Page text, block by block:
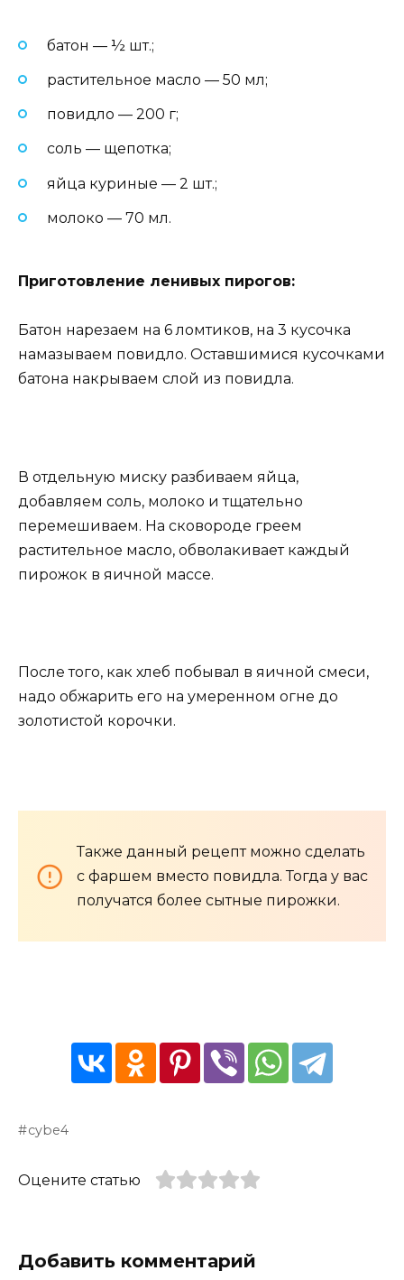
батон — ½ шт.;
растительное масло — 50 мл;
повидло — 200 г;
соль — щепотка;
яйца куриные — 2 шт.;
молоко — 70 мл.
Приготовление ленивых пирогов:
Батон нарезаем на 6 ломтиков, на 3 кусочка
намазываем повидло. Оставшимися кусочками
батона накрываем слой из повидла.
В отдельную миску разбиваем яйца,
добавляем соль, молоко и тщательно
перемешиваем. На сковороде греем
растительное масло, обволакивает каждый
пирожок в яичной массе.
После того, как хлеб побывал в яичной смеси,
надо обжарить его на умеренном огне до
золотистой корочки.
Также данный рецепт можно сделать
с фаршем вместо повидла. Тогда у вас
получатся более сытные пирожки.
cybe4
Оцените статью
Добавить комментарий